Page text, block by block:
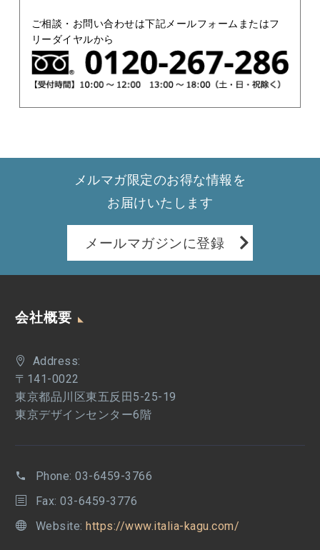
ご相談・お問い合わせは下記メールフォームまたはフ
リーダイヤルから
メルマガ限定のお得な情報を
お届けいたします
メールマガジンに登録
会社概要
Address:
〒141-0022
東京都品川区東五反田5-25-19
東京デザインセンター6階
Phone: 03-6459-3766
Fax: 03-6459-3776
Website: https://www.italia-kagu.com/